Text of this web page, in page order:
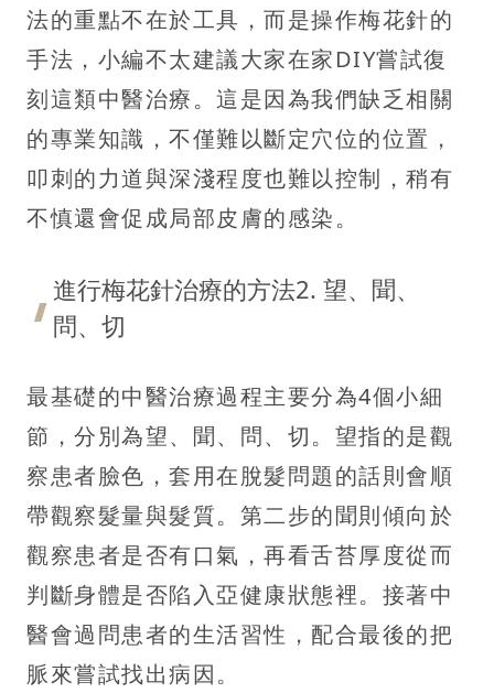
法的重點不在於工具，而是操作梅花針的
手法，小編不太建議大家在家DIY嘗試復
刻這類中醫治療。這是因為我們缺乏相關
的專業知識，不僅難以斷定穴位的位置，
叩刺的力道與深淺程度也難以控制，稍有
不慎還會促成局部皮膚的感染。
進行梅花針治療的方法2. 望、聞、
問、切
最基礎的中醫治療過程主要分為4個小細
節，分別為望、聞、問、切。望指的是觀
察患者臉色，套用在脫髮問題的話則會順
帶觀察髮量與髮質。第二步的聞則傾向於
觀察患者是否有口氣，再看舌苔厚度從而
判斷身體是否陷入亞健康狀態裡。接著中
醫會過問患者的生活習性，配合最後的把
脈來嘗試找出病因。